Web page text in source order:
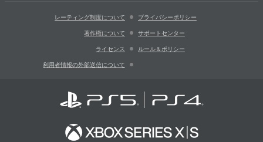
レーティング制度について プライバシーポリシー
著作権について サポートセンター
ライセンス ルール＆ポリシー
利用者情報の外部送信について